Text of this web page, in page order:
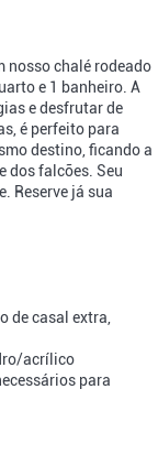
nosso chalé rodeado
e 1 banheiro. A
e desfrutar de
é perfeito para
destino, ficando a
dos falcões. Seu
Reserve já sua
de casal extra,
acrílico
para